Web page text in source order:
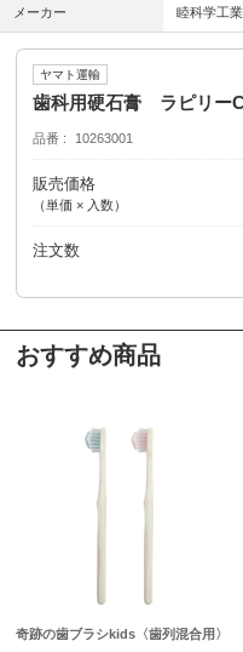
メーカー 睦科学工
ヤマト運輸
歯科用硬石膏 ラピリー
品番 10263001
販売価格
（単価 × 入数）
注文数
おすすめ商品
奇跡の歯ブラシkids〈歯列混合用〉